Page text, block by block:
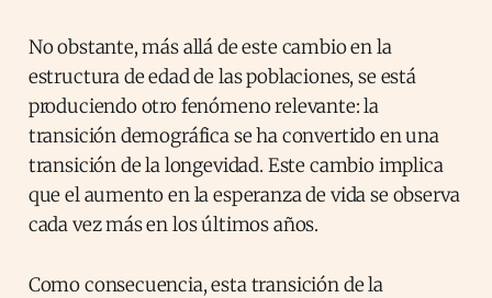
No obstante, más allá de este cambio en la
estructura de edad de las poblaciones, se está
produciendo otro fenómeno relevante: la
transición demográfica se ha convertido en una
transición de la longevidad. Este cambio implica
que el aumento en la esperanza de vida se observa
cada vez más en los últimos años.
Como consecuencia, esta transición de la